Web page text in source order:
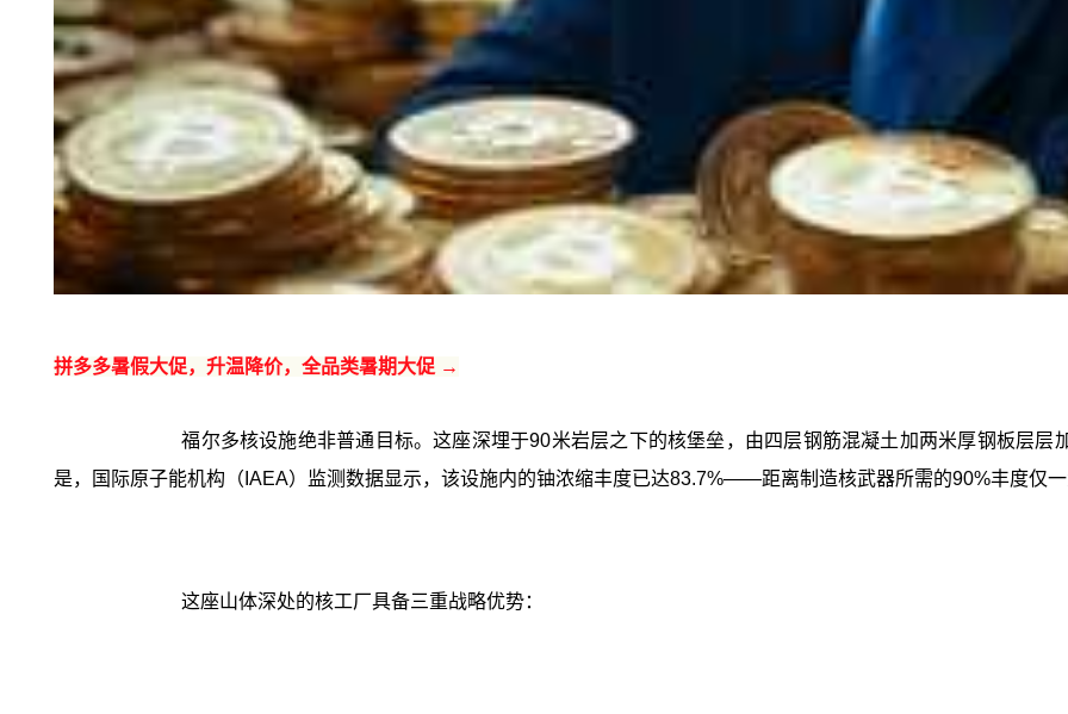
拼多多暑假大促，升温降价，全品类暑期大促 →
福尔多核设施绝非普通目标。这座深埋于90米岩层之下的核堡垒，由四层钢筋混凝土加两米厚钢板层
是，国际原子能机构（IAEA）监测数据显示，该设施内的铀浓缩丰度已达83.7%——距离制造核武器所需的90%丰度仅
这座山体深处的核工厂具备三重战略优势：